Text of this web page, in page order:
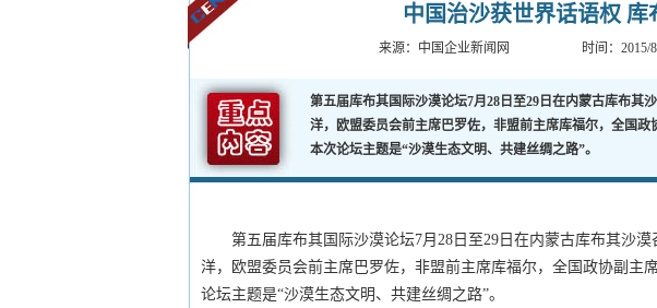
中国治沙获世界话语权 库
来源： 中国企业新闻网 时间：2015/
第五届库布其国际沙漠论坛7月28日至29日在内蒙古库布其
洋，欧盟委员会前主席巴罗佐，非盟前主席库福尔，全国政
本次论坛主题是“沙漠生态文明、共建丝绸之路”。
第五届库布其国际沙漠论坛7月28日至29日在内蒙古库布其沙
洋，欧盟委员会前主席巴罗佐，非盟前主席库福尔，全国政协副主
论坛主题是“沙漠生态文明、共建丝绸之路”。